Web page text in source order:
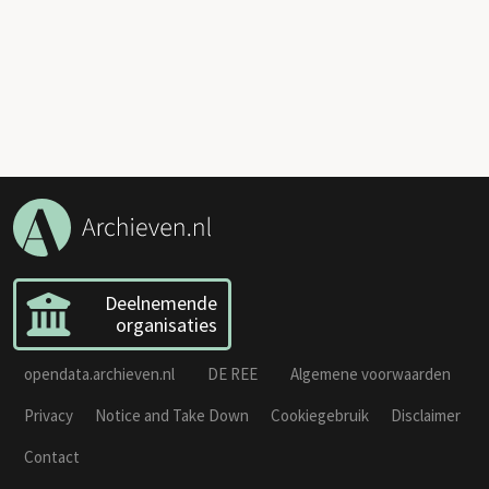
Deelnemende
organisaties
opendata.archieven.nl DE REE
Algemene voorwaarden
Privacy
Notice and Take Down Cookiegebruik
Disclaimer
Contact